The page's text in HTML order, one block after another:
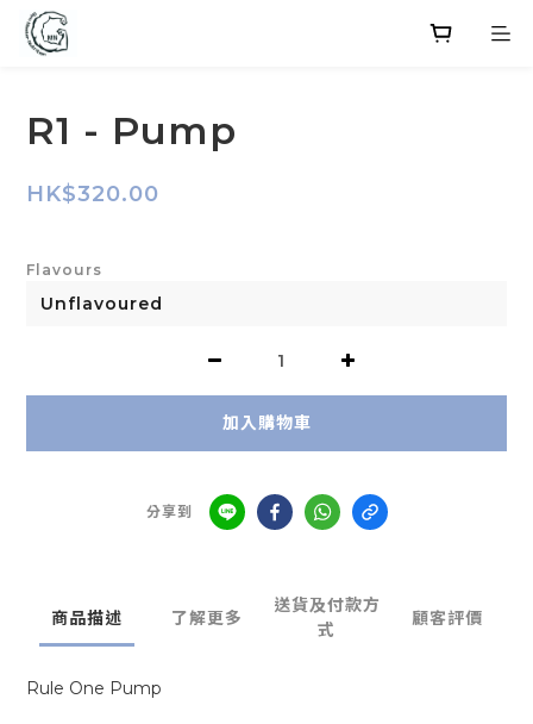
R1 - Pump
HK$320.00
Flavours
加入購物車
分享到
商品描述 了解更多
送貨及付款方
式
顧客評價
Rule One Pump